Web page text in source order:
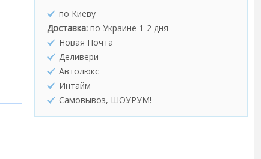
по Киеву
Доставка: по Украине 1-2 дня
Новая Почта
Деливери
Автолюкс
Интайм
Самовывоз, ШОУРУМ!